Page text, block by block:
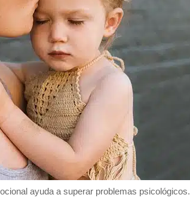
ayuda a superar problemas psicológicos.